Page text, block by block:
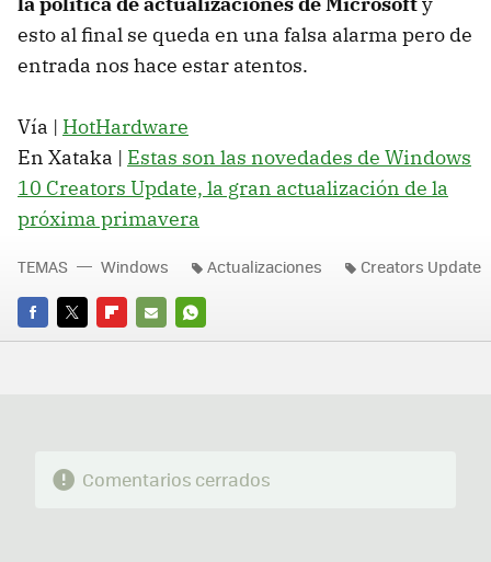
esto al final se queda en una falsa alarma pero de
entrada nos hace estar atentos.
Vía | HotHardware
En Xataka | Estas son las novedades de Windows
10 Creators Update, la gran actualización de la
próxima primavera
FACEBOOK
TWITTERFLIPBOARD
E-
WHATSAPP
TEMAS Windows Actualizaciones Creators Update
Comentarios cerrados